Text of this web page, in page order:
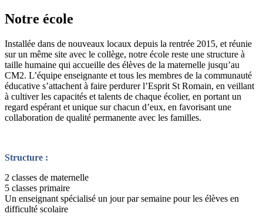
Notre école
Installée dans de nouveaux locaux depuis la rentrée 2015, et réunie
sur un même site avec le collège, notre école reste une structure à
taille humaine qui accueille des élèves de la maternelle jusqu’au
CM2. L’équipe enseignante et tous les membres de la communauté
éducative s’attachent à faire perdurer l’Esprit St Romain, en veillant
à cultiver les capacités et talents de chaque écolier, en portant un
regard espérant et unique sur chacun d’eux, en favorisant une
collaboration de qualité permanente avec les familles.
Structure :
2 classes de maternelle
5 classes primaire
Un enseignant spécialisé un jour par semaine pour les élèves en
difficulté scolaire